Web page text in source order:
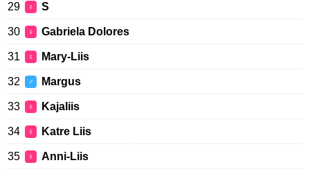
29 ♀ S
30 ♀ Gabriela Dolores
31 ♀ Mary-Liis
32 ♂ Margus
33 ♀ Kajaliis
34 ♀ Katre Liis
35 ♀ Anni-Liis